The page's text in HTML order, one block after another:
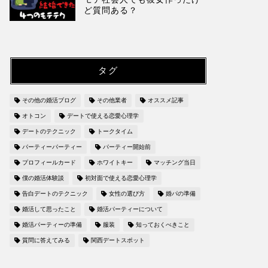
ど質問ある？
タグ
その他の婚活ブログ その他業者 オススメ記事
オトコン デートで使える恋愛心理学
デートのテクニック トークタイム
パーティーパーティー パーティー開始前
プロフィールカード ホワイトキー マッチング当日
僕の婚活体験談 初対面で使える恋愛心理学
告白デートのテクニック 女性の選び方 婚パの準備
婚活して思ったこと 婚活パーティーについて
婚活パーティーの準備 服装 知っておくべきこと
質問に答えてみる 関西デートスポット